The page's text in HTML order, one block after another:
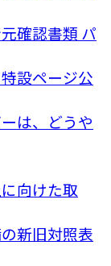
確認書類 パ
設ページ公
は、どうや
向けた取
新旧対照表